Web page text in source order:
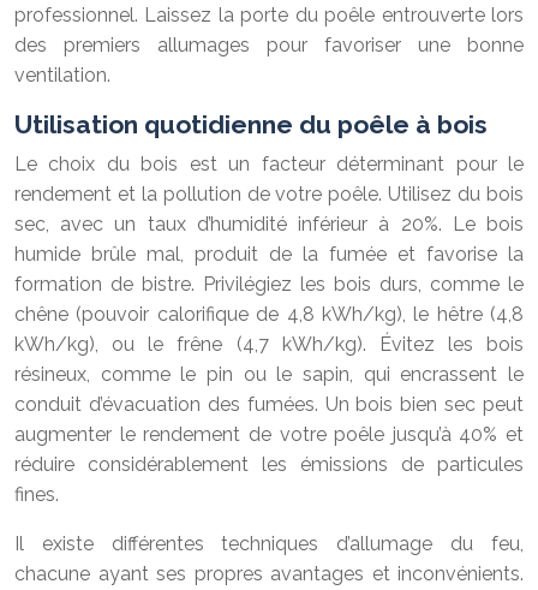
professionnel. Laissez la porte du poêle entrouverte lors
des premiers allumages pour favoriser une bonne
ventilation.
Utilisation quotidienne du poêle à bois
Le choix du bois est un facteur déterminant pour le
rendement et la pollution de votre poêle. Utilisez du bois
sec, avec un taux d’humidité inférieur à 20%. Le bois
humide brûle mal, produit de la fumée et favorise la
formation de bistre. Privilégiez les bois durs, comme le
chêne (pouvoir calorifique de 4,8 kWh/kg), le hêtre (4,8
kWh/kg), ou le frêne (4,7 kWh/kg). Évitez les bois
résineux, comme le pin ou le sapin, qui encrassent le
conduit d’évacuation des fumées. Un bois bien sec peut
augmenter le rendement de votre poêle jusqu’à 40% et
réduire considérablement les émissions de particules
fines.
Il existe différentes techniques d’allumage du feu,
chacune ayant ses propres avantages et inconvénients.